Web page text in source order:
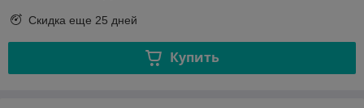
Скидка еще 25 дней
Купить